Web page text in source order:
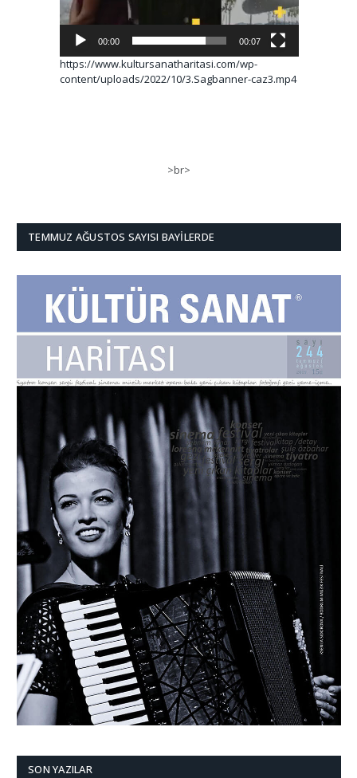
00:00 00:07
https://www.kultursanatharitasi.com/wp-
content/uploads/2022/10/3.Sagbanner-caz3.mp4
>br>
TEMMUZ AĞUSTOS SAYISI BAYILERDE
SON YAZILAR